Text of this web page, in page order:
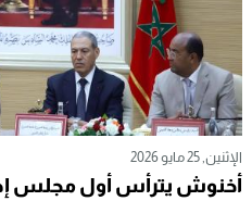
الإثنين, 25 مايو 2026
أخنوش يترأس أول مجلس